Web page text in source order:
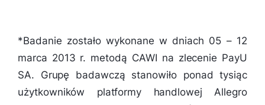
*Badanie zostało wykonane w dniach 05 – 12
marca 2013 r. metodą CAWI na zlecenie PayU
SA. Grupę badawczą stanowiło ponad tysiąc
użytkowników platformy handlowej Allegro